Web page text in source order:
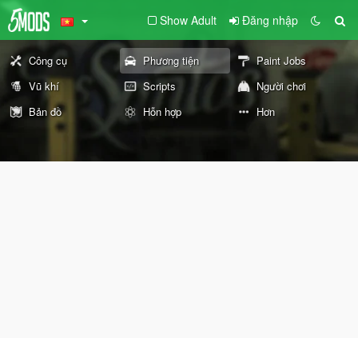
Show Adult Đăng nhập
Công cụ Phương tiện
Paint Jobs
Vũ khí
Scripts
Người chơi
Bản đồ
Hỗn hợp Hơn